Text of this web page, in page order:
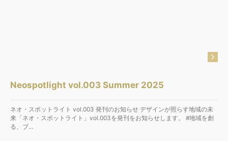
Neospotlight vol.003 Summer 2025
ネオ・スポットライト vol.003 発刊のお知らせ デザインが照らす地域の未
来「ネオ・スポットライト」vol.003を発刊をお知らせします。 #地域を創
る、ブ…